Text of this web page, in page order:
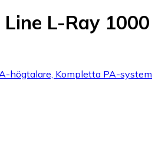
L-Ray 1000
högtalare, Kompletta PA-system